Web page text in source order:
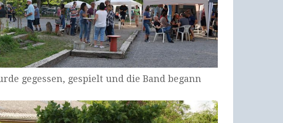
gegessen, gespielt und die Band begann